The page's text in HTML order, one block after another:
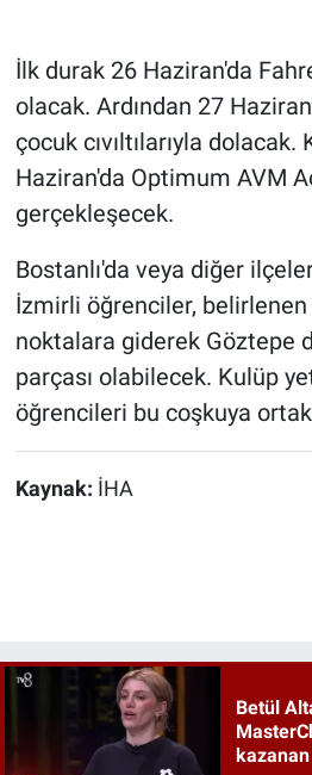
İlk durak 26 Haziran'da
olacak. Ardından 27
çocuk cıvıltılarıyla dolacak.
Haziran'da Optimum AVM
gerçekleşecek.
Bostanlı'da veya diğer
İzmirli öğrenciler,
noktalara giderek Göztepe
parçası olabilecek. Kulüp
öğrencileri bu coşkuya
Kaynak: İHA
Betül